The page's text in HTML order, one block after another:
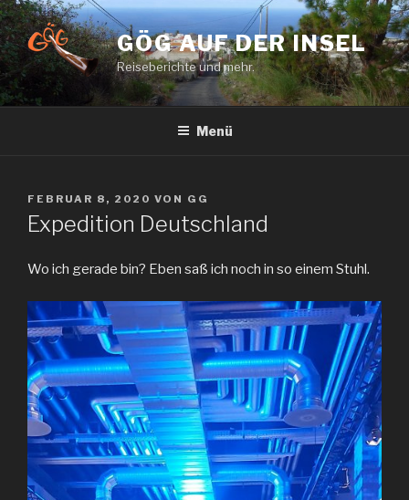
Zum
Inhalt
springen
GÖG AUF DER INSEL
Reiseberichte und mehr.
Menü
VERÖFFENTLICHT
AM
FEBRUAR 8, 2020 VON GG
Expedition Deutschland
Wo ich gerade bin? Eben saß ich noch in so einem Stuhl.